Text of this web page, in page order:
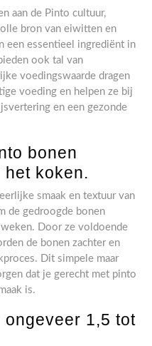
aan de Pinto cultuur,
bron van eiwitten en
een essentieel ingrediënt in
ook tal van
voedingswaarde dragen
voeding en helpen ze bij
en een gezonde
bonen
koken.
smaak en textuur van
de gedroogde bonen
Door ze voldoende
de bonen zachter en
Dit simpele maar
dat je gerecht met pinto
is.
ongeveer 1,5 tot